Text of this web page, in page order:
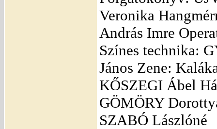
Veronika
András Imre
Színes technika:
János Zene:
KŐSZEGI Ábel
GÖMÖRY
SZABÓ Lászlóné